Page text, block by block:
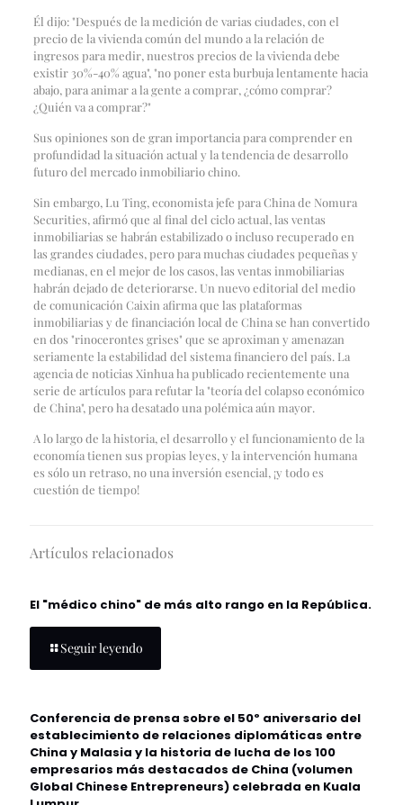
Él dijo: "Después de la medición de varias ciudades, con el
precio de la vivienda común del mundo a la relación de
ingresos para medir, nuestros precios de la vivienda debe
existir 30%-40% agua", "no poner esta burbuja lentamente hacia
abajo, para animar a la gente a comprar, ¿cómo comprar?
¿Quién va a comprar?"
Sus opiniones son de gran importancia para comprender en
profundidad la situación actual y la tendencia de desarrollo
futuro del mercado inmobiliario chino.
Sin embargo, Lu Ting, economista jefe para China de Nomura
Securities, afirmó que al final del ciclo actual, las ventas
inmobiliarias se habrán estabilizado o incluso recuperado en
las grandes ciudades, pero para muchas ciudades pequeñas y
medianas, en el mejor de los casos, las ventas inmobiliarias
habrán dejado de deteriorarse. Un nuevo editorial del medio
de comunicación Caixin afirma que las plataformas
inmobiliarias y de financiación local de China se han convertido
en dos "rinocerontes grises" que se aproximan y amenazan
seriamente la estabilidad del sistema financiero del país. La
agencia de noticias Xinhua ha publicado recientemente una
serie de artículos para refutar la "teoría del colapso económico
de China", pero ha desatado una polémica aún mayor.
A lo largo de la historia, el desarrollo y el funcionamiento de la
economía tienen sus propias leyes, y la intervención humana
es sólo un retraso, no una inversión esencial, ¡y todo es
cuestión de tiempo!
Artículos relacionados
El "médico chino" de más alto rango en la República.
Seguir leyendo
Conferencia de prensa sobre el 50º aniversario del
establecimiento de relaciones diplomáticas entre
China y Malasia y la historia de lucha de los 100
empresarios más destacados de China (volumen
Global Chinese Entrepreneurs) celebrada en Kuala